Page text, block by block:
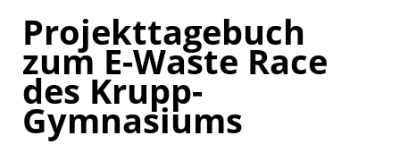
Projekttagebuch
zum E-Waste Race
des Krupp-
Gymnasiums